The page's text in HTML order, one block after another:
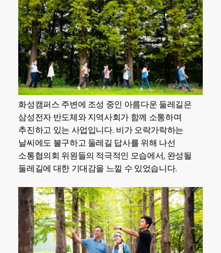
화성캠퍼스 주변에 조성 중인 아름다운 둘레길은
삼성전자 반도체와 지역사회가 함께 소통하며
추진하고 있는 사업입니다. 비가 오락가락하는
날씨에도 불구하고 둘레길 답사를 위해 나선
소통협의회 위원들의 적극적인 모습에서, 완성될
둘레길에 대한 기대감을 느낄 수 있었습니다.